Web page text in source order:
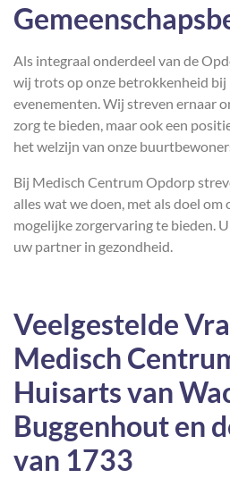
Als integraal onderdeel van de
wij trots op onze betrokkenheid
evenementen. Wij streven ernaar
zorg te bieden, maar ook een
het welzijn van onze
Bij Medisch Centrum Opdorp
alles wat we doen, met als doel
mogelijke zorgervaring te bieden.
uw partner in gezondheid.
Veelgestelde
Medisch
Huisarts van
Buggenhout en
van 1733